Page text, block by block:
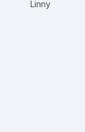
Linny